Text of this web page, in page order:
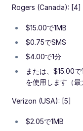
Rogers (Canada): [4]
$15.00で1MB
$0.75でSMS
$4.00で1分
または、$15.00
を使用します（最
Verizon (USA): [5]
$2.05で1MB